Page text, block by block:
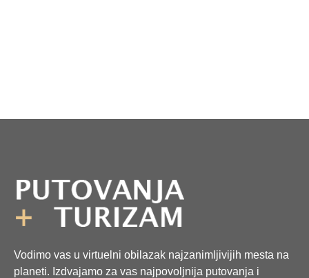
Vodimo vas u virtuelni obilazak najzanimljivijih mesta na
planeti. Izdvajamo za vas najpovoljnija putovanja i